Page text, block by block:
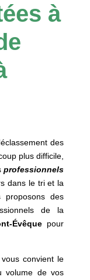
à
des
plus difficile,
professionnels
dans le tri et la
proposons des
de la
Évêque pour
convient le
volume de vos